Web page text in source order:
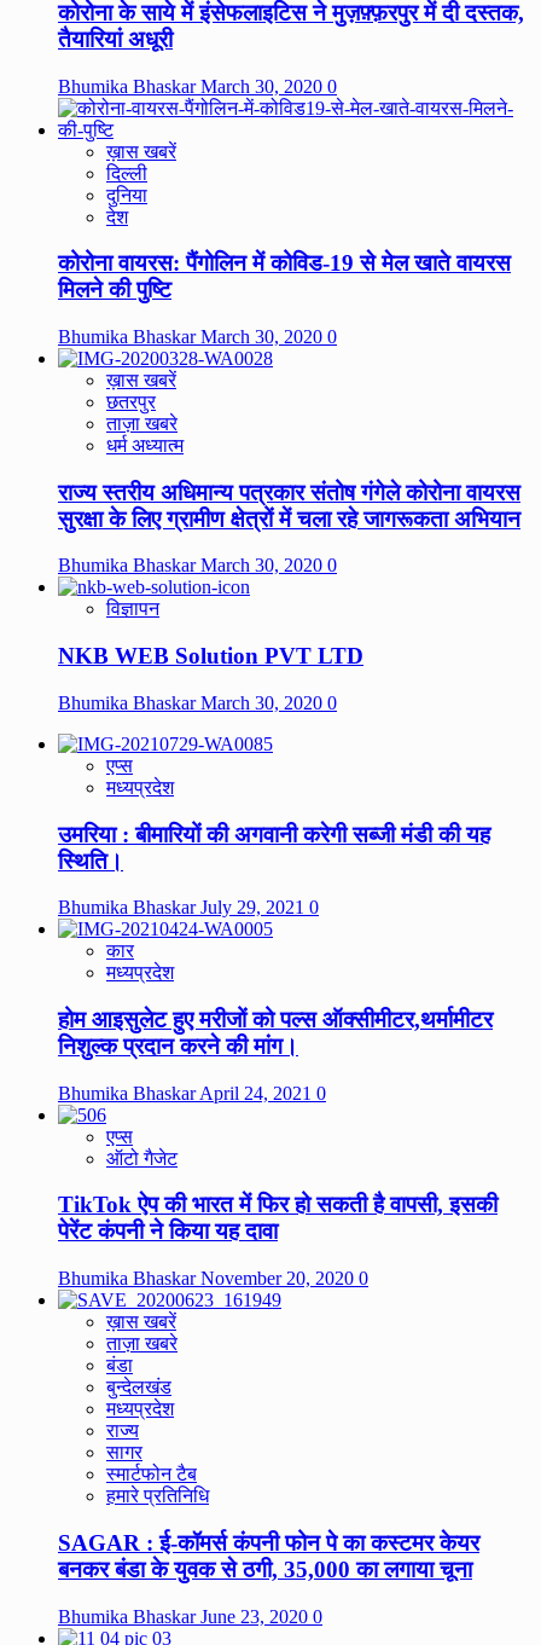
कोरोना के साये में इंसेफलाइटिस ने मुज़फ़्फ़रपुर में दी दस्तक,
तैयारियां अधूरी
Bhumika BhaskarMarch 30, 2020 0
ख़ास खबरें
दिल्ली
दुनिया
देश
कोरोना वायरस: पैंगोलिन में कोविड-19 से मेल खाते वायरस
मिलने की पुष्टि
Bhumika BhaskarMarch 30, 2020 0
ख़ास खबरें
छतरपुर
ताज़ा खबरे
धर्म अध्यात्म
राज्य स्तरीय अधिमान्य पत्रकार संतोष गंगेले कोरोना वायरस
सुरक्षा के लिए ग्रामीण क्षेत्रों में चला रहे जागरूकता अभियान
Bhumika BhaskarMarch 30, 2020 0
विज्ञापन
NKB WEB Solution PVT LTD
Bhumika BhaskarMarch 30, 2020 0
एप्स
मध्यप्रदेश
उमरिया : बीमारियों की अगवानी करेगी सब्जी मंडी की यह
स्थिति।
Bhumika BhaskarJuly 29, 2021 0
कार
मध्यप्रदेश
होम आइसुलेट हुए मरीजों को पल्स ऑक्सीमीटर,थर्मामीटर
निशुल्क प्रदान करने की मांग।
Bhumika BhaskarApril 24, 2021 0
एप्स
ऑटो गैजेट
TikTok ऐप की भारत में फिर हो सकती है वापसी, इसकी
पेरेंट कंपनी ने किया यह दावा
Bhumika BhaskarNovember 20, 2020 0
ख़ास खबरें
ताज़ा खबरे
बंडा
बुन्देलखंड
मध्यप्रदेश
राज्य
सागर
स्मार्टफोन टैब
हमारे प्रतिनिधि
SAGAR : ई-कॉमर्स कंपनी फोन पे का कस्टमर केयर
बनकर बंडा के युवक से ठगी, 35,000 का लगाया चूना
Bhumika BhaskarJune 23, 2020 0